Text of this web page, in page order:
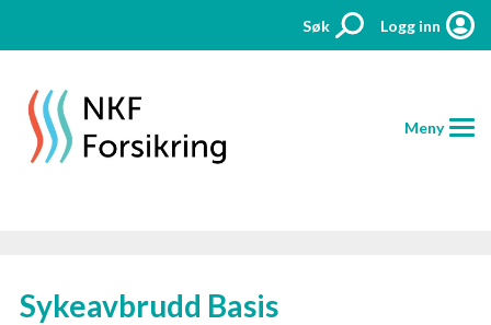
Søk Logg inn
Meny
FORSIKRINGER
Sykeavbrudd Basis